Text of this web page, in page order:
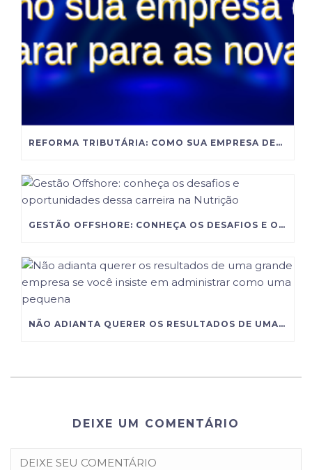
REFORMA TRIBUTÁRIA: COMO SUA EMPRESA DEVE SE PREPARAR PARA AS NOVAS REGRAS?
GESTÃO OFFSHORE: CONHEÇA OS DESAFIOS E OPORTUNIDADES DESSA CARREIRA NA NUTRIÇÃO
NÃO ADIANTA QUERER OS RESULTADOS DE UMA GRANDE EMPRESA SE VOCÊ INSISTE EM ADMINISTRAR COMO UMA PEQUENA
DEIXE UM COMENTÁRIO